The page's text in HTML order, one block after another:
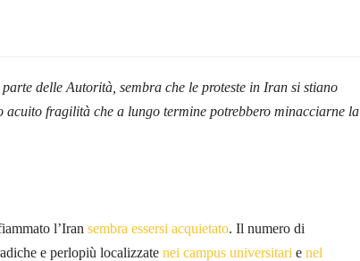
delle Autorità, sembra che le proteste in Iran si stiano
fragilità che a lungo termine potrebbero minacciarne la
l’Iran sembra essersi acquietato. Il numero di
e perlopiù localizzate nei campus universitari e nel